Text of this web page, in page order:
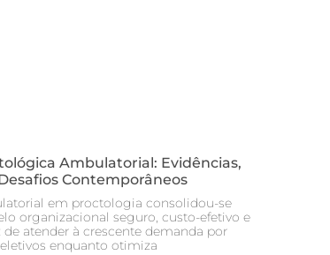
Ambulatorial: Evidências,
Contemporâneos
em proctologia consolidou-se
organizacional seguro, custo-efetivo e
de atender à crescente demanda por
enquanto otimiza